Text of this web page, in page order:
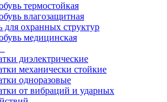
термостойкая
влагозащитная
для охранных структур
медицинская
диэлектрические
механически стойкие
одноразовые
от вибраций и ударных